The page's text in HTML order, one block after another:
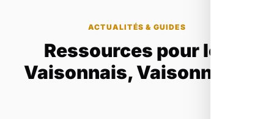
ACTUALITÉS & GUIDES
Ressources pour les
Vaisonnais, Vaisonnaise